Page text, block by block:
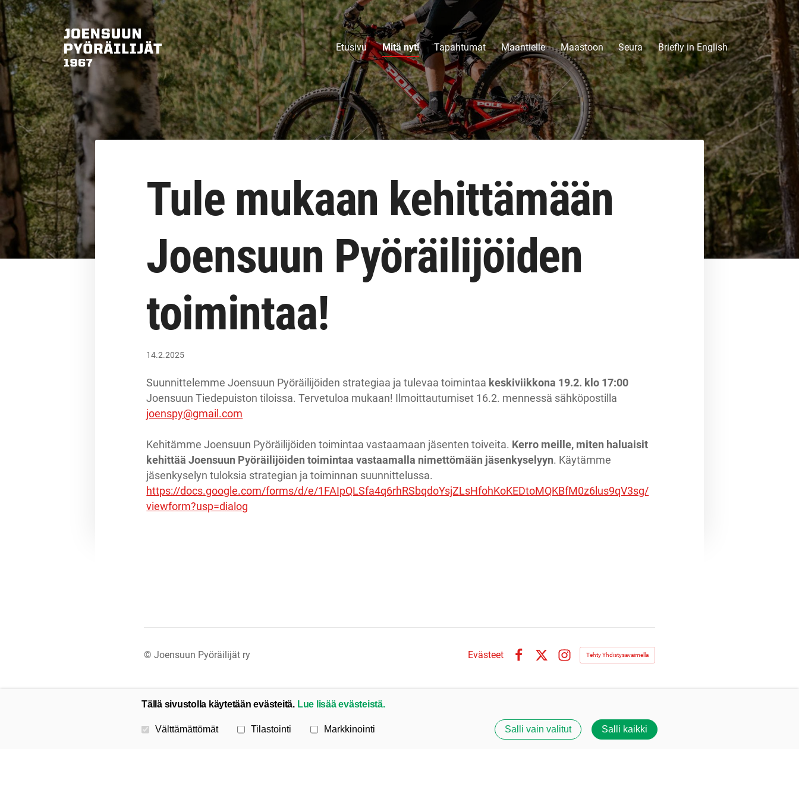
Siirry
sivun
sisältöön
Joensuun Pyöräilijät ry Etusivu Mitä nyt! Tapahtumat Maantielle Maastoon Seura Briefly in English
Tule mukaan kehittämään
Joensuun Pyöräilijöiden
toimintaa!
14.2.2025
Suunnittelemme Joensuun Pyöräilijöiden strategiaa ja tulevaa toimintaa keskiviikkona 19.2. klo 17:00
Joensuun Tiedepuiston tiloissa. Tervetuloa mukaan! Ilmoittautumiset 16.2. mennessä sähköpostilla
joenspy@gmail.com
Kehitämme Joensuun Pyöräilijöiden toimintaa vastaamaan jäsenten toiveita. Kerro meille, miten haluaisit
kehittää Joensuun Pyöräilijöiden toimintaa vastaamalla nimettömään jäsenkyselyyn. Käytämme
jäsenkyselyn tuloksia strategian ja toiminnan suunnittelussa.
https://docs.google.com/forms/d/e/1FAIpQLSfa4q6rhRSbqdoYsjZLsHfohKoKEDtoMQKBfM0z6lus9qV3sg/
viewform?usp=dialog
© Joensuun Pyöräilijät ry
Evästeet
Instagram
Tehty Yhdistysavaimella
Tällä sivustolla käytetään evästeitä. Lue lisää evästeistä.
Valitse käytettävät evästeet
Välttämättömät Tilastointi Markkinointi Salli vain valitut Salli kaikki